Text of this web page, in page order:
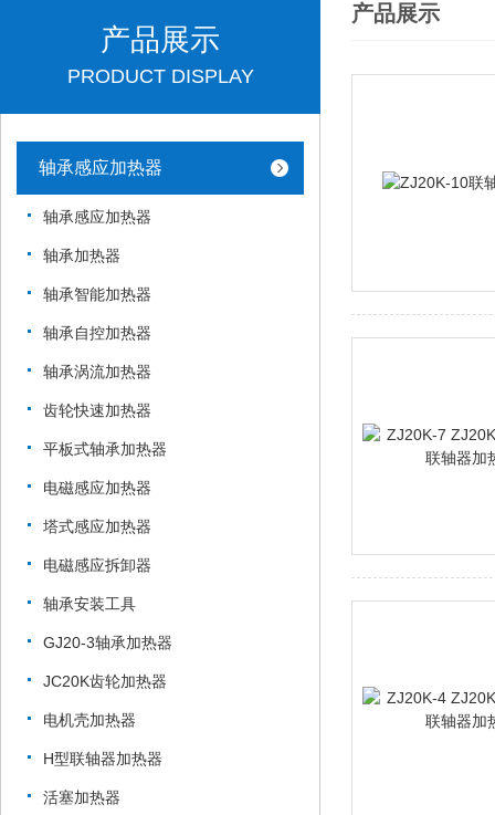
产品展示
PRODUCT DISPLAY
轴承感应加热器
轴承感应加热器
轴承加热器
轴承智能加热器
轴承自控加热器
轴承涡流加热器
齿轮快速加热器
平板式轴承加热器
电磁感应加热器
塔式感应加热器
电磁感应拆卸器
轴承安装工具
GJ20-3轴承加热器
JC20K齿轮加热器
电机壳加热器
H型联轴器加热器
活塞加热器
产品展示